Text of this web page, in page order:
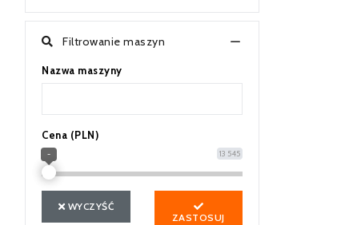
Filtrowanie maszyn
Nazwa maszyny
Cena (PLN)
13 545
-
WYCZYŚĆ
ZASTOSUJ